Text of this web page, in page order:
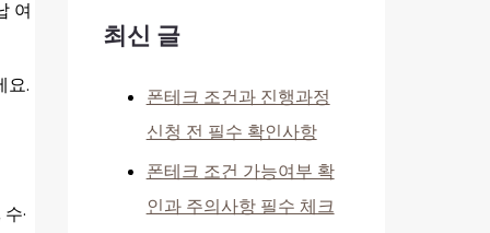
여
요.
·
최신 글
폰테크 조건과 진행과정
신청 전 필수 확인사항
폰테크 조건 가능여부 확
인과 주의사항 필수 체크